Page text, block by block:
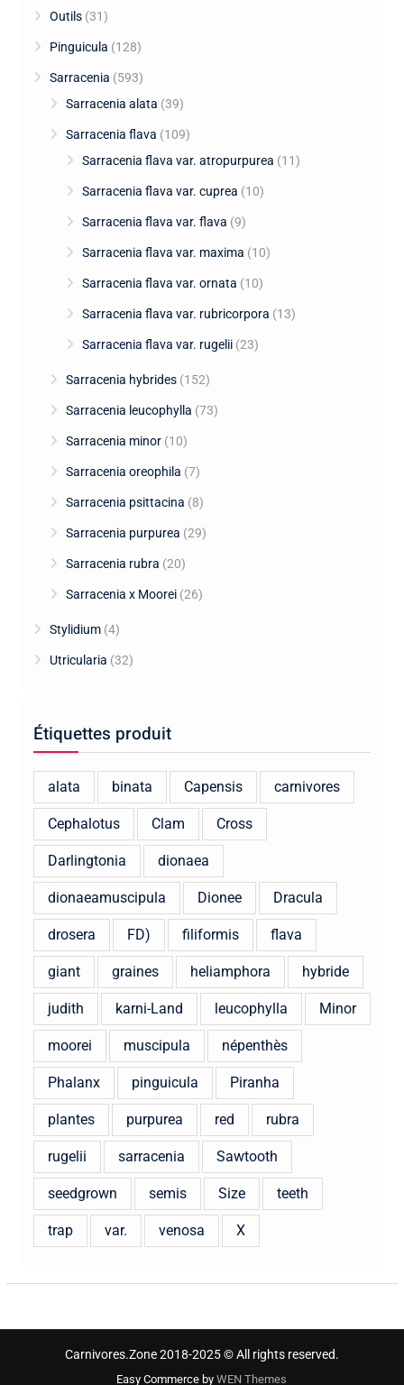
Outils (31)
Pinguicula (128)
Sarracenia (593)
Sarracenia alata (39)
Sarracenia flava (109)
Sarracenia flava var. atropurpurea (11)
Sarracenia flava var. cuprea (10)
Sarracenia flava var. flava (9)
Sarracenia flava var. maxima (10)
Sarracenia flava var. ornata (10)
Sarracenia flava var. rubricorpora (13)
Sarracenia flava var. rugelii (23)
Sarracenia hybrides (152)
Sarracenia leucophylla (73)
Sarracenia minor (10)
Sarracenia oreophila (7)
Sarracenia psittacina (8)
Sarracenia purpurea (29)
Sarracenia rubra (20)
Sarracenia x Moorei (26)
Stylidium (4)
Utricularia (32)
Étiquettes produit
alata binata Capensis carnivores
Cephalotus Clam Cross
Darlingtonia dionaea
dionaeamuscipula Dionee Dracula
drosera FD) filiformis flava
giant graines heliamphora hybride
judith karni-Land leucophylla Minor
moorei muscipula népenthès
Phalanx pinguicula Piranha
plantes purpurea red rubra
rugelii sarracenia Sawtooth
seedgrown semis Size teeth
trap var. venosa X
Carnivores.Zone 2018-2025 © All rights reserved.
Easy Commerce byWEN Themes